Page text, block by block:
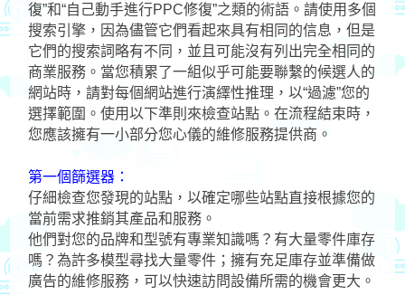
復”和“自己動手進行PPC修復”之類的術語。請使用多個
搜索引擎，因為儘管它們看起來具有相同的信息，但是
它們的搜索詞略有不同，並且可能沒有列出完全相同的
商業服務。當您積累了一組似乎可能要聯繫的候選人的
網站時，請對每個網站進行演繹性推理，以“過濾”您的
選擇範圍。使用以下準則來檢查站點。在流程結束時，
您應該擁有一小部分您心儀的維修服務提供商。
第一個篩選器：
仔細檢查您發現的站點，以確定哪些站點直接根據您的
當前需求推銷其產品和服務。
他們對您的品牌和型號有專業知識嗎？有大量零件庫存
嗎？為許多模型尋找大量零件；擁有充足庫存並準備做
廣告的維修服務，可以快速訪問設備所需的機會更大。